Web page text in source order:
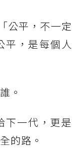
公平，不一定
平，是每個人
。
下一代，更是
的路。